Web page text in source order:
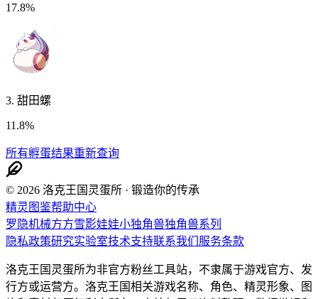
17.8%
3. 甜田螺
11.8%
所有孵蛋结果重新查询
© 2026 洛克王国灵蛋所 · 锻造你的传承
精灵图鉴帮助中心
罗隐机械方方雪影娃娃小独角兽独角兽系列
隐私政策研究实验室技术支持联系我们 服务条款
洛克王国灵蛋所为非官方粉丝工具站，不隶属于游戏官方、发
行方或运营方。洛克王国相关游戏名称、角色、精灵形象、图